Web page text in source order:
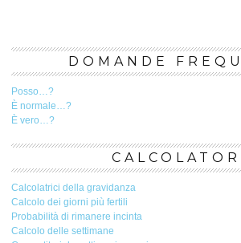
DOMANDE
Posso…?
È normale…?
È vero…?
Calcolatrici della gravidanza
Calcolo dei giorni più fertili
Probabilità di rimanere incinta
Calcolo delle settimane